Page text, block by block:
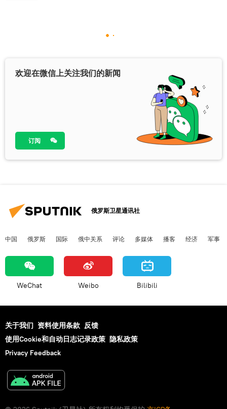
欢迎在微信上关注我们的新闻
订阅
俄罗斯卫星通讯社
中国 俄罗斯 国际 俄中关系 评论 多媒体 播客 经济 军事
WeChat Weibo Bilibili
关于我们 资料使用条款 反馈
使用Cookie和自动日志记录政策 隐私政策
Privacy Feedback